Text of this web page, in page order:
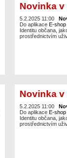
Novinka
5.2.2025 11:00
Do aplikace E-shop
Identitu občana,
prostřednictvím
Novinka
5.2.2025 11:00
Do aplikace E-shop
Identitu občana,
prostřednictvím